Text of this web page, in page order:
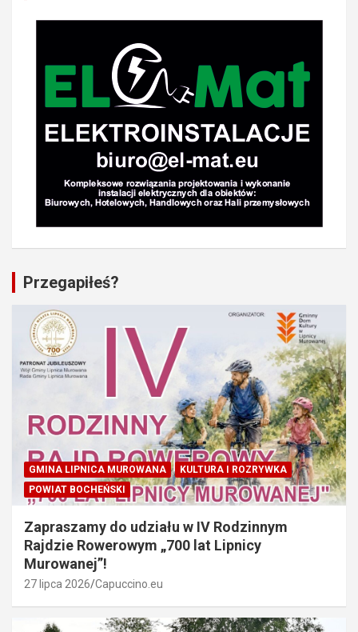
Przegapiłeś?
GMINA LIPNICA MUROWANA
KULTURA I ROZRYWKA
POWIAT BOCHEŃSKI
Zapraszamy do udziału w IV Rodzinnym
Rajdzie Rowerowym „700 lat Lipnicy
Murowanej”!
27 lipca 2026 Capuccino.eu